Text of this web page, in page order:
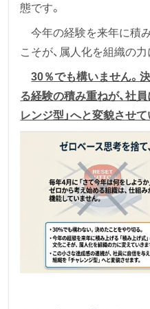
態です。
今年の経験を来年に積
こそが、属人化を組織の力
30％でも構いません。
る経験の積み重ねが、社員
レンジ型」へと変貌させて